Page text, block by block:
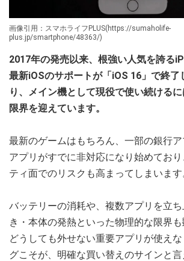
画像引用：スマホライフPLUS(https://sumaholife-
plus.jp/smartphone/48363/)
2017年の発売以来、根強い人気を誇る
最新iOSのサポートが「iOS 16」で終了
り、メイン機として現役で使い続ける
限界を迎えています。
最新のゲームはもちろん、一部の銀行
アプリがすでに非対応になり始めてお
ティ面でのリスクも高まってしまいます
バッテリーの消耗や、複数アプリを立
き・本体の発熱といった物理的な限界も
どうしても外せない重要アプリが使え
グこそが、明確な買い替えのサインと言